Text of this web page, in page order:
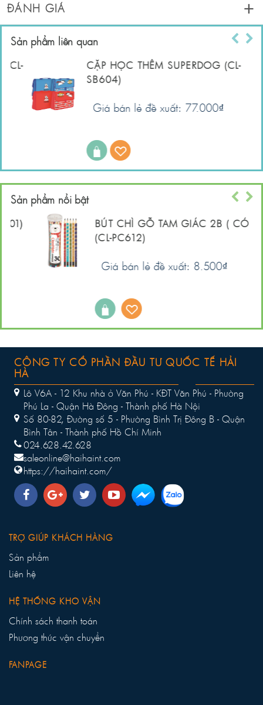
ĐÁNH GIÁ
Sản phẩm liên quan
CẶP HỌC THÊM SUPERDOG (CL-
SB604)
Giá bán lẻ đề xuất: 77.000₫
Sản phẩm nổi bật
BÚT CHÌ GỖ TAM GIÁC 2B ( CÓ TẨY)
(CL-PC612)
Giá bán lẻ đề xuất: 8.500₫
CÔNG TY CỔ PHẦN ĐẦU TƯ QUỐC TẾ HẢI
HÀ
Lô V6A - 12 Khu nhà ở Văn Phú - KĐT Văn Phú - Phường
Phú La - Quận Hà Đông - Thành phố Hà Nội
Số 80-82, Đường số 5 - Phường Bình Trị Đông B - Quận
Bình Tân - Thành phố Hồ Chí Minh
024.628.42.628
saleonline@haihaint.com
https://haihaint.com/
TRỢ GIÚP KHÁCH HÀNG
Sản phẩm
Liên hệ
HỆ THỐNG KHO VẬN
Chính sách thanh toán
Phương thức vận chuyển
FANPAGE